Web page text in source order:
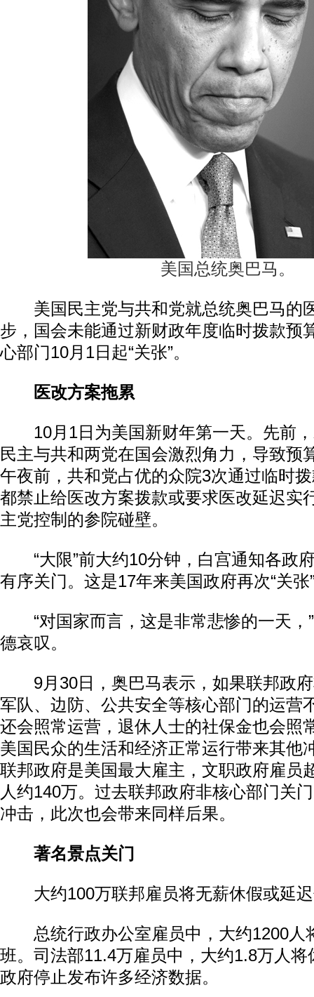
美国总统奥巴马。
美国民主党与共和党就总统奥巴马的
步，国会未能通过新财政年度临时拨款预
心部门10月1日起“关张”。
医改方案拖累
10月1日为美国新财年第一天。先前，
民主与共和两党在国会激烈角力，导致预
午夜前，共和党占优的众院3次通过临时
都禁止给医改方案拨款或要求医改延迟实
主党控制的参院碰壁。
“大限”前大约10分钟，白宫通知各政
有序关门。这是17年来美国政府再次“关张
“对国家而言，这是非常悲惨的一天，
德哀叹。
9月30日，奥巴马表示，如果联邦政府
军队、边防、公共安全等核心部门的运营
还会照常运营，退休人士的社保金也会照
美国民众的生活和经济正常运行带来其他
联邦政府是美国最大雇主，文职政府雇员
人约140万。过去联邦政府非核心部门关
冲击，此次也会带来同样后果。
著名景点关门
大约100万联邦雇员将无薪休假或延迟
总统行政办公室雇员中，大约1200人
班。司法部11.4万雇员中，大约1.8万人将
政府停止发布许多经济数据。